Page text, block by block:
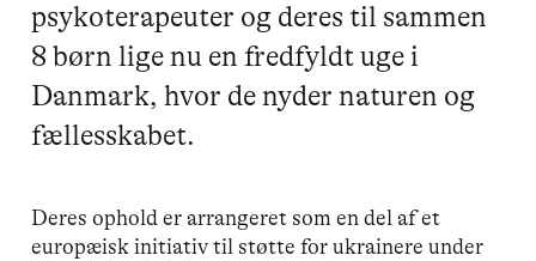
psykoterapeuter og deres til sammen
8 børn lige nu en fredfyldt uge i
Danmark, hvor de nyder naturen og
fællesskabet.
Deres ophold er arrangeret som en del af et
europæisk initiativ til støtte for ukrainere under